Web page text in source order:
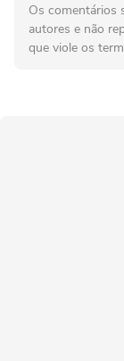
Os comentários
autores e não
que viole os